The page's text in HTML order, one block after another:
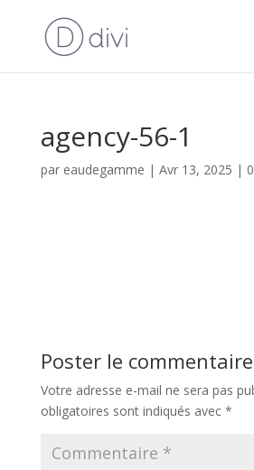
agency-56-1
par eaudegamme | Avr 13, 2025 |
Poster le commentaire
Votre adresse e-mail ne sera pas
obligatoires sont indiqués avec *